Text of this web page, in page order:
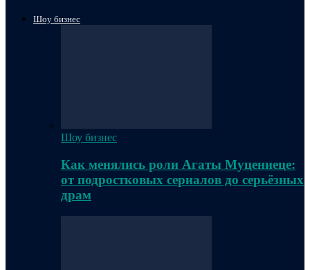
Шоу бизнес
Шоу бизнес
Как менялись роли Агаты Муцениеце:
от подростковых сериалов до серьёзных
драм